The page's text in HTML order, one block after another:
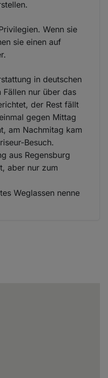
Wenn sie
sie einen auf
in deutschen
nur über das
der Rest fällt
gegen Mittag
am Nachmitag kam
Besuch.
aus Regensburg
aber nur zum
Weglassen nenne